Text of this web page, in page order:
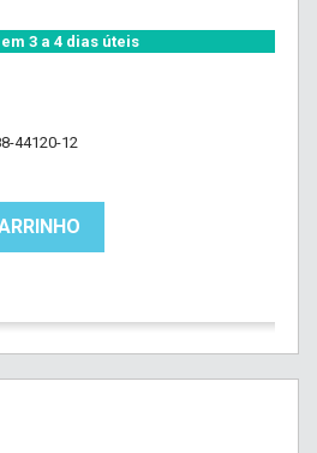
3 a 4 dias úteis
44120-12